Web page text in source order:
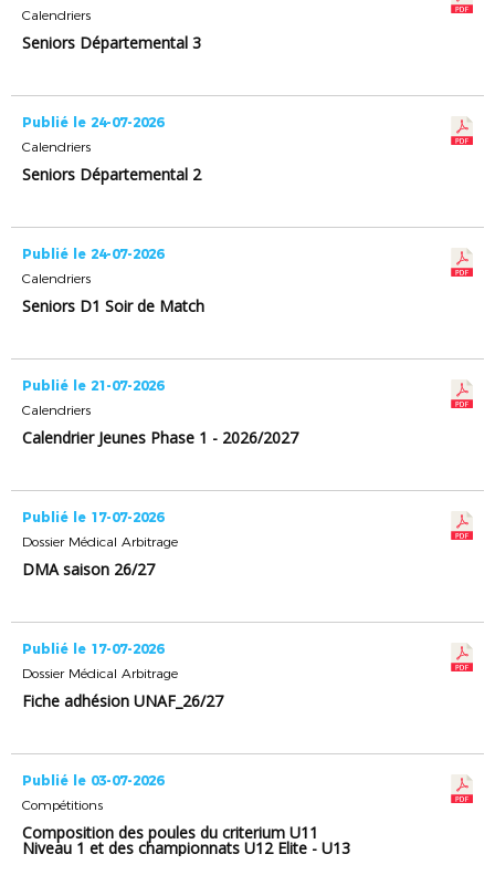
Calendriers
Seniors Départemental 3
Publié le 24-07-2026
Calendriers
Seniors Départemental 2
Publié le 24-07-2026
Calendriers
Seniors D1 Soir de Match
Publié le 21-07-2026
Calendriers
Calendrier Jeunes Phase 1 - 2026/2027
Publié le 17-07-2026
Dossier Médical Arbitrage
DMA saison 26/27
Publié le 17-07-2026
Dossier Médical Arbitrage
Fiche adhésion UNAF_26/27
Publié le 03-07-2026
Compétitions
Composition des poules du criterium U11
Niveau 1 et des championnats U12 Elite - U13